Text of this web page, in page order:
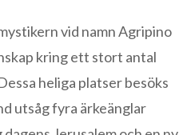
vid namn Agripino
kring ett stort antal
heliga platser besöks
utsåg fyra ärkeänglar